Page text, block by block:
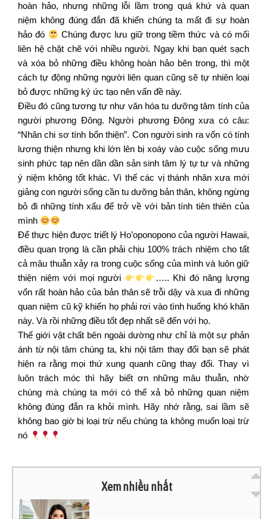
hoàn hảo, nhưng những lỗi lầm trong quá khứ và quan
niệm không đúng đắn đã khiến chúng ta mất đi sự hoàn
hảo đó
Chúng được lưu giữ trong tiềm thức và có mối
liên hệ chặt chẽ với nhiều người. Ngay khi bạn quét sạch
và xóa bỏ những điều không hoàn hảo bên trong, thì một
cách tự động những người liên quan cũng sẽ tự nhiên loại
bỏ được những ký ức tạo nên vấn đề này.
Điều đó cũng tương tự như văn hóa tu dưỡng tâm tính của
người phương Đông. Người phương Đông xưa có câu:
“Nhân chi sơ tính bổn thiện”. Con người sinh ra vốn có tính
lương thiện nhưng khi lớn lên bị xoáy vào cuộc sống mưu
sinh phức tạp nên dần dần sản sinh tâm lý tự tư và những
ý niệm không tốt khác. Vì thế các vị thánh nhân xưa mới
giảng con người sống cần tu dưỡng bản thân, không ngừng
bỏ đi những tính xấu để trở về với bản tính tiên thiên của
mình
Để thực hiện được triết lý Ho’oponopono của người Hawaii,
điều quan trọng là cần phải chịu 100% trách nhiệm cho tất
cả mâu thuẫn xảy ra trong cuộc sống của mình và luôn giữ
thiện niệm với mọi người
….. Khi đó năng lượng
vốn rất hoàn hảo của bản thân sẽ trỗi dậy và xua đi những
quan niệm cũ kỹ khiến họ phải rơi vào tình huống khó khăn
này. Và rồi những điều tốt đẹp nhất sẽ đến với họ.
Thế giới vật chất bên ngoài dường như chỉ là một sự phản
ánh từ nội tâm chúng ta, khi nội tâm thay đổi bạn sẽ phát
hiện ra rằng mọi thứ xung quanh cũng thay đổi. Thay vì
luôn trách móc thì hãy biết ơn những mâu thuẫn, nhờ
chúng mà chúng ta mới có thể xả bỏ những quan niệm
không đúng đắn ra khỏi mình. Hãy nhớ rằng, sai lầm sẽ
không bao giờ bị loại trừ nếu chúng ta không muốn loại trừ
nó
Xem nhiều nhất